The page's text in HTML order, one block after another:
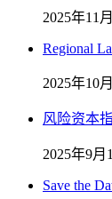
2025年11
Regional
2025年10
风险资本
2025年9月
Save the